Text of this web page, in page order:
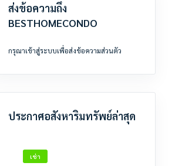
ส่งข้อความถึง
BESTHOMECONDO
กรุณาเข้าสู่ระบบเพื่อส่งข้อความส่วนตัว
ประกาศอสังหาริมทรัพย์ล่าสุด
เช่า
ให้เช่า
คอนโด ลุมพินี วิลล์
ชั้น 6 ตึก A2
8,500 บาท/เดือน